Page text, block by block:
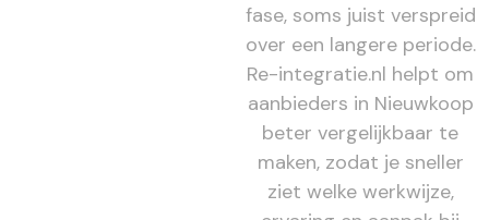
fase, soms juist verspreid
over een langere periode.
Re-integratie.nl helpt om
aanbieders in Nieuwkoop
beter vergelijkbaar te
maken, zodat je sneller
ziet welke werkwijze,